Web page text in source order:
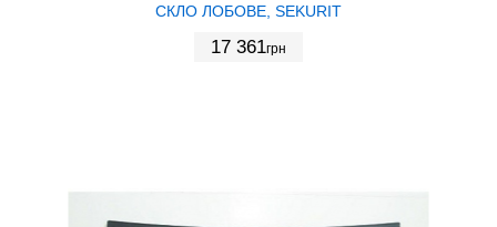
СКЛО ЛОБОВЕ, SEKURIT
17 361грн